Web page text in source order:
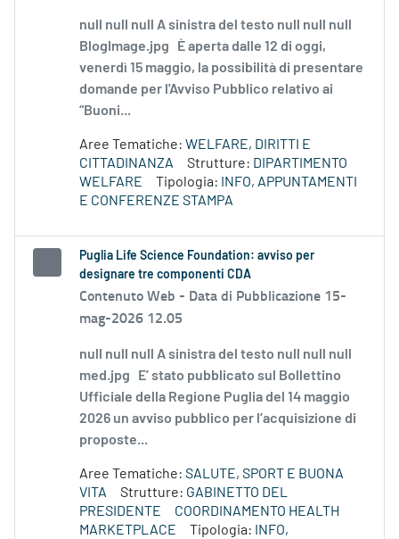
null null null A sinistra del testo null null null
BlogImage.jpg È aperta dalle 12 di oggi,
venerdì 15 maggio, la possibilità di presentare
domande per l'Avviso Pubblico relativo ai
“Buoni...
Aree Tematiche: WELFARE, DIRITTI E
CITTADINANZA
Strutture: DIPARTIMENTO
WELFARE
Tipologia:
INFO, APPUNTAMENTI
E CONFERENZE STAMPA
Puglia Life Science Foundation: avviso per
designare tre componenti CDA
Contenuto Web - Data di Pubblicazione 15-
mag-2026 12.05
null null null A sinistra del testo null null null
med.jpg E’ stato pubblicato sul Bollettino
Ufficiale della Regione Puglia del 14 maggio
2026 un avviso pubblico per l’acquisizione di
proposte...
Aree Tematiche: SALUTE, SPORT E BUONA
VITA
Strutture: GABINETTO DEL
PRESIDENTE
COORDINAMENTO HEALTH
MARKETPLACE
Tipologia:
INFO,